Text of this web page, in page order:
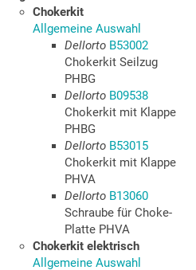
Chokerkit
Allgemeine Auswahl
Dellorto B53002
Chokerkit Seilzug
PHBG
Dellorto B09538
Chokerkit mit Klappe
PHBG
Dellorto B53015
Chokerkit mit Klappe
PHVA
Dellorto B13060
Schraube für Choke-
Platte PHVA
Chokerkit elektrisch
Allgemeine Auswahl